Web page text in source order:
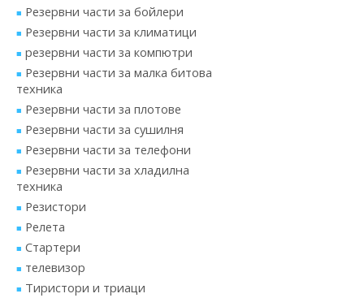
Резервни части за бойлери
Резервни части за климатици
резервни части за компютри
Резервни части за малка битова
техника
Резервни части за плотове
Резервни части за сушилня
Резервни части за телефони
Резервни части за хладилна
техника
Резистори
Релета
Стартери
телевизор
Тиристори и триаци